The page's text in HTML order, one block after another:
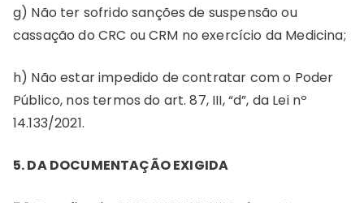
g) Não ter sofrido sanções de suspensão ou
cassação do CRC ou CRM no exercício da Medicina;
h) Não estar impedido de contratar com o Poder
Público, nos termos do art. 87, III, “d”, da Lei nº
14.133/2021.
5. DA DOCUMENTAÇÃO EXIGIDA